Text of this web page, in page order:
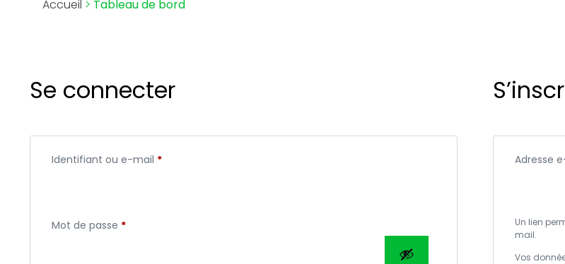
Accueil > Tableau de bord
Se connecter
Identifiant ou e-mail *
Mot de passe *
Adresse
Un lien
mail.
Vos